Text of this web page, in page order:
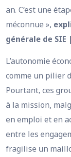
an. C’est une
méconnue »,
générale de SIE
L’autonomie
comme un pilier
Pourtant, ces
à la mission,
en emploi et en
entre les
fragilise un